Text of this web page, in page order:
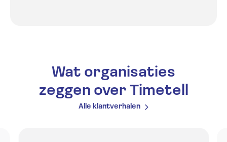
Wat organisaties
zeggen over Timetell
Alle klantverhalen